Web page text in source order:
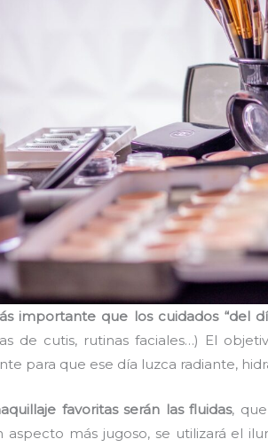
importante que los cuidados “del
de cutis, rutinas faciales…) El
para que ese día luzca radiante,
favoritas serán las fluidas,
aspecto más jugoso, se utilizará el